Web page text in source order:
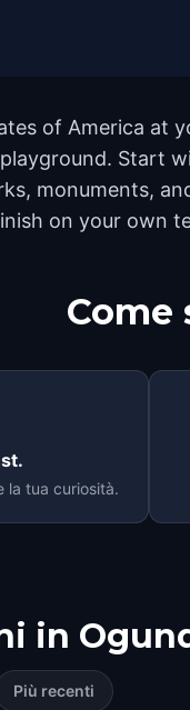
of America at
Start
monuments,
on your own
Come
la tua curiosità.
in
Più recenti